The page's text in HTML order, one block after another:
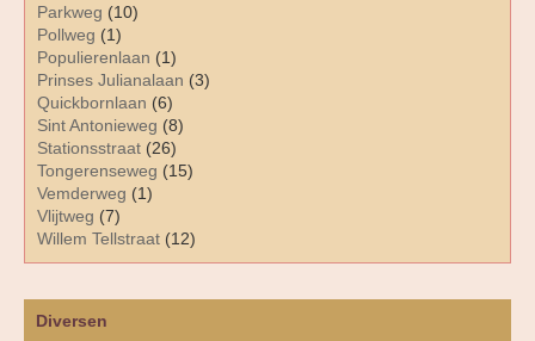
Diversen
Parkweg (10)
Pollweg (1)
Populierenlaan (1)
Prinses Julianalaan (3)
Quickbornlaan (6)
Sint Antonieweg (8)
Stationsstraat (26)
Tongerenseweg (15)
Vemderweg (1)
Vlijtweg (7)
Willem Tellstraat (12)